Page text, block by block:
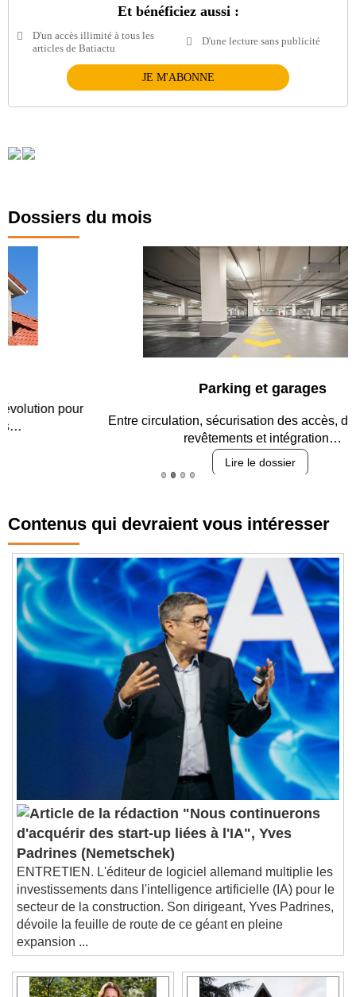
Et bénéficiez aussi :
D'un accès illimité à tous les
articles de Batiactu
D'une lecture sans publicité
JE M'ABONNE
Dossiers du mois
Parking et garages
Entre circulation, sécurisation des accès, durabilité des
revêtements et intégration…
Contenus qui devraient vous intéresser
"Nous continuerons
d'acquérir des start-up liées à l'IA", Yves
Padrines (Nemetschek)
ENTRETIEN. L'éditeur de logiciel allemand multiplie les
investissements dans l'intelligence artificielle (IA) pour le
secteur de la construction. Son dirigeant, Yves Padrines,
dévoile la feuille de route de ce géant en pleine
expansion ...